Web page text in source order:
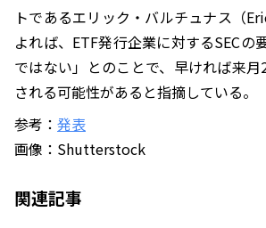
トであるエリック・バルチュナス（
よれば、ETF発行企業に対するSECの
ではない」とのことで、早ければ来
される可能性があると指摘している。
参考： 発表
画像：Shutterstock
関連記事